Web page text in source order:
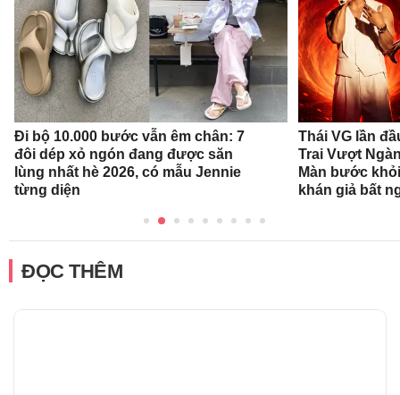
Đi bộ 10.000 bước vẫn êm chân: 7
đôi dép xỏ ngón đang được săn
lùng nhất hè 2026, có mẫu Jennie
từng diện
Thái VG lần
Trai Vượt
Màn bước
khán giả bất
ĐỌC THÊM